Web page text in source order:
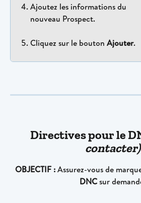
Ajoutez les informations du
nouveau Prospect.
Cliquez sur le bouton Ajouter.
Directives pour le
contacter)
OBJECTIF : Assurez-vous de
DNC sur